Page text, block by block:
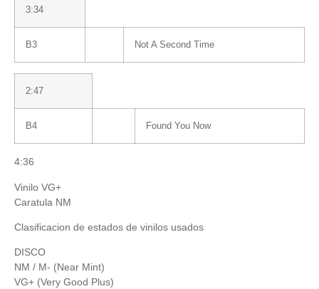
3:34
B3 Not A Second Time
2:47
B4 Found You Now
4:36
Vinilo VG+
Caratula NM
Clasificacion de estados de vinilos usados
DISCO
NM / M- (Near Mint)
VG+ (Very Good Plus)